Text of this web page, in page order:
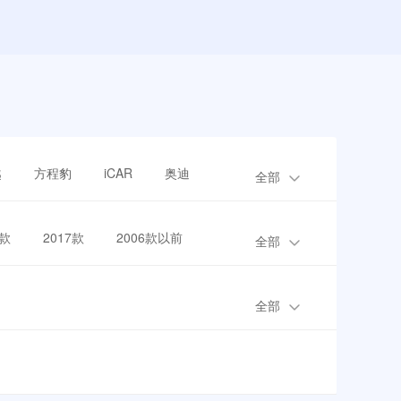
方程豹 iCAR 奥迪 全部
2017款 2006款以前 全部
全部